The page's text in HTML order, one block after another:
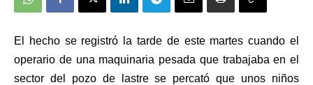
El hecho se registró la tarde de este martes cuando el
operario de una maquinaria pesada que trabajaba en el
sector del pozo de lastre se percató que unos niños